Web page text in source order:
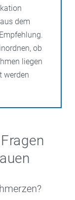
dem
ob
liegen
werden